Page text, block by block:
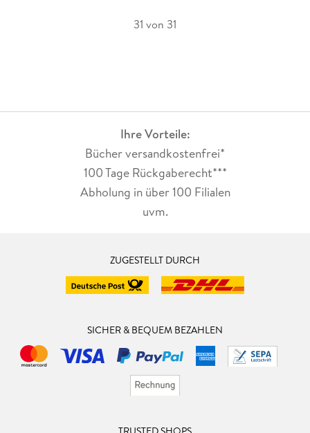
31 von 31
Ihre Vorteile:
Bücher versandkostenfrei*
100 Tage Rückgaberecht***
Abholung in über 100 Filialen
uvm.
ZUGESTELLT DURCH
SICHER & BEQUEM BEZAHLEN